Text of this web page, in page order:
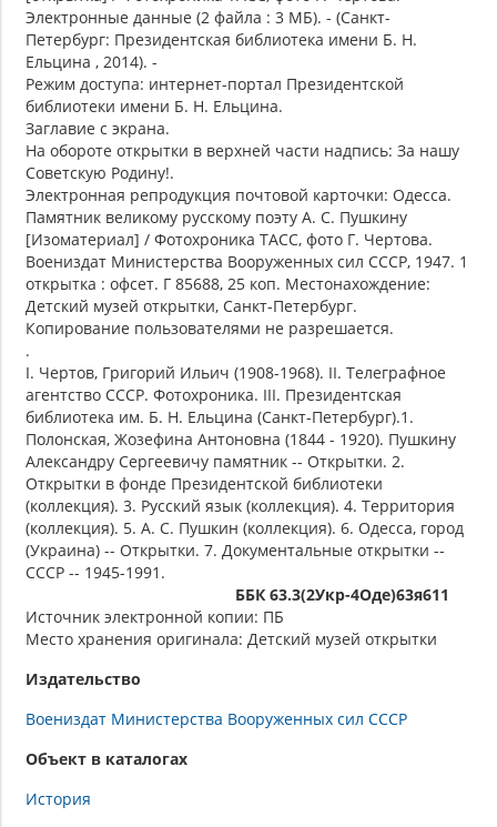
Электронные данные (2 файла : 3 МБ). - (Санкт-
Петербург: Президентская библиотека имени Б. Н.
Ельцина , 2014). -
Режим доступа: интернет-портал Президентской
библиотеки имени Б. Н. Ельцина.
Заглавие с экрана.
На обороте открытки в верхней части надпись: За нашу
Советскую Родину!.
Электронная репродукция почтовой карточки: Одесса.
Памятник великому русскому поэту А. С. Пушкину
[Изоматериал] / Фотохроника ТАСС, фото Г. Чертова.
Воениздат Министерства Вооруженных сил СССР, 1947. 1
открытка : офсет. Г 85688, 25 коп. Местонахождение:
Детский музей открытки, Санкт-Петербург.
Копирование пользователями не разрешается.
.
I. Чертов, Григорий Ильич (1908-1968). II. Телеграфное
агентство СССР. Фотохроника. III. Президентская
библиотека им. Б. Н. Ельцина (Санкт-Петербург).1.
Полонская, Жозефина Антоновна (1844 - 1920). Пушкину
Александру Сергеевичу памятник -- Открытки. 2.
Открытки в фонде Президентской библиотеки
(коллекция). 3. Русский язык (коллекция). 4. Территория
(коллекция). 5. А. С. Пушкин (коллекция). 6. Одесса, город
(Украина) -- Открытки. 7. Документальные открытки --
СССР -- 1945-1991.
ББК 63.3(2Укр-4Оде)63я611
Источник электронной копии: ПБ
Место хранения оригинала: Детский музей открытки
Издательство
Воениздат Министерства Вооруженных сил СССР
Объект в каталогах
История